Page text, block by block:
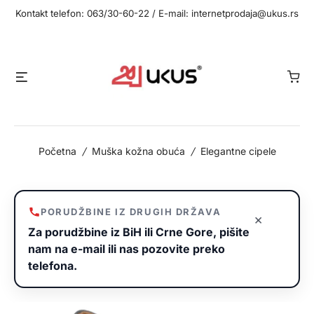
Kontakt telefon: 063/30-60-22 / E-mail: internetprodaja@ukus.rs
Početna / Muška kožna obuća / Elegantne cipele
×
PORUDŽBINE IZ DRUGIH DRŽAVA
Za porudžbine iz BiH ili Crne Gore, pišite
nam na e-mail ili nas pozovite preko
telefona.